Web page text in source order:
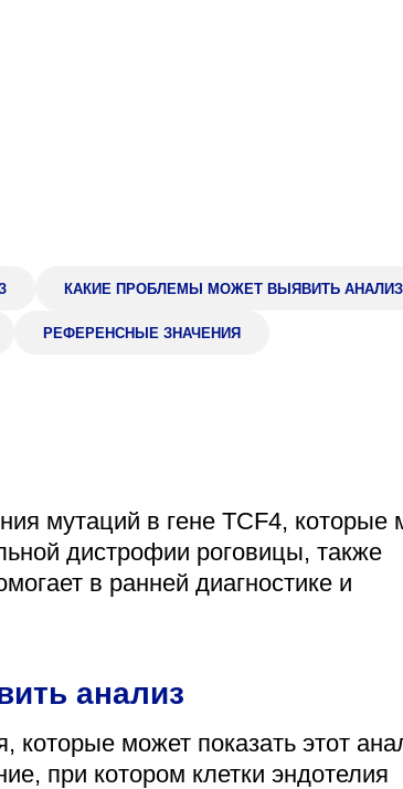
399000, г.
КАКИЕ ПРОБЛЕМЫ МОЖЕТ ВЫЯВИТЬ АНАЛИЗ
РЕФЕРЕНСНЫЕ ЗНАЧЕНИЯ
мутаций в гене TCF4, которые
дистрофии роговицы, также
в ранней диагностике и
анализ
может показать этот
при котором клетки эндотелия